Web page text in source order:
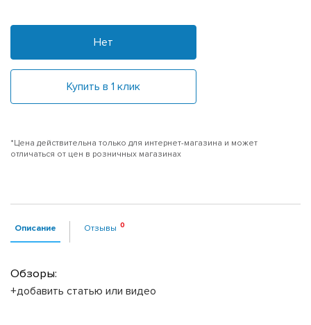
Нет
Купить в 1 клик
*Цена действительна только для интернет-магазина и может
отличаться от цен в розничных магазинах
Описание Отзывы
Обзоры:
+добавить статью или видео